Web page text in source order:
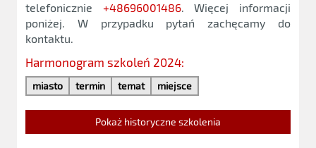
telefonicznie +48696001486. Więcej informacji
poniżej. W przypadku pytań zachęcamy do
kontaktu.
Harmonogram szkoleń 2024:
miasto termin temat miejsce
Pokaż historyczne szkolenia